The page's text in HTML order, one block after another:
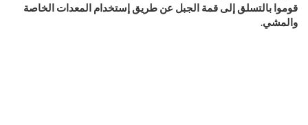
قوموا بالتسلق إلى قمة الجبل عن طريق إستخدام المعدات الخاصة
والمشي.